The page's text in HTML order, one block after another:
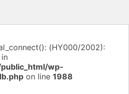
(HY000/2002):
wp-
on line 1988